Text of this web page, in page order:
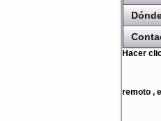
Hacer
remoto ,